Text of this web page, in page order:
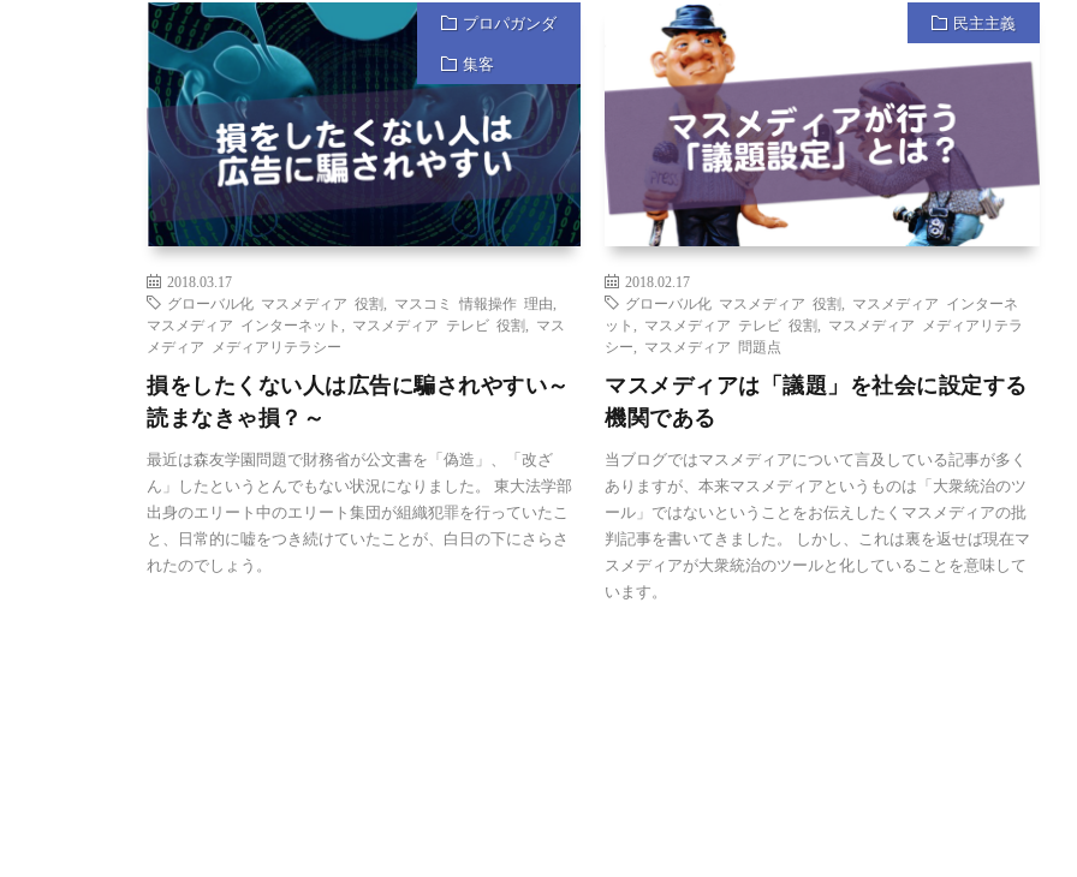
プロパガンダ
集客
2018.03.17
グローバル化 マスメディア 役割
マスコミ 情報操作 理由
マスメディア インターネット
マスメディア テレビ 役割
マス
メディア メディアリテラシー
損をしたくない人は広告に騙されやすい～
読まなきゃ損？～
最近は森友学園問題で財務省が公文書を「偽造」、「改ざ
ん」したというとんでもない状況になりました。 東大法学部
出身のエリート中のエリート集団が組織犯罪を行っていたこ
と、日常的に嘘をつき続けていたことが、白日の下にさらさ
れたのでしょう。
民主主義
2018.02.17
グローバル化 マスメディア 役割
マスメディア インターネ
ット
マスメディア テレビ 役割
マスメディア メディアリテラ
シー
マスメディア 問題点
マスメディアは「議題」を社会に設定する
機関である
当ブログではマスメディアについて言及している記事が多く
ありますが、本来マスメディアというものは「大衆統治のツ
ール」ではないということをお伝えしたくマスメディアの批
判記事を書いてきました。 しかし、これは裏を返せば現在マ
スメディアが大衆統治のツールと化していることを意味して
います。